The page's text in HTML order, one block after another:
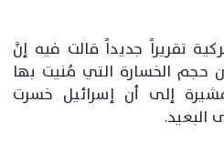
تقريراً جديداً قالت فيه إنَّ
حجم الخسارة التي مُنيت بها
إلى أن إسرائيل خسرت
البعيد.